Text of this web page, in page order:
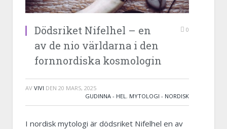
Dödsriket Nifelhel – en
av de nio världarna i den
fornnordiska kosmologin
0
AV VIVI DEN 20 MARS, 2025
GUDINNA - HEL , MYTOLOGI - NORDISK
I nordisk mytologi är dödsriket Nifelhel en av